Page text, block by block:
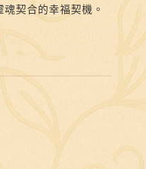
契合的幸福契機。